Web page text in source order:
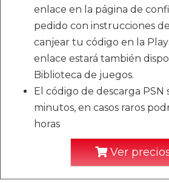
enlace en la página de
pedido con instrucciones
canjear tu código en la
enlace estará también
Biblioteca de juegos.
El código de descarga PSN
minutos, en casos raros
horas
Ver